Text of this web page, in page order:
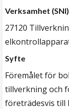
Verksamhet (SNI)
27120
Syfte
Föremålet för
tillverkning och
företrädesvis till